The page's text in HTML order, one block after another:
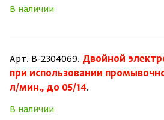
В наличии
Арт. B-2304069. Двойной
при использовании
л/мин., до 05/14.
В наличии